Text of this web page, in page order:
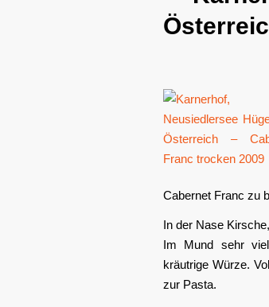
Cabernet Franc zu
In der Nase
Im Mund sehr
kräutrige Würze.
zur Pasta.